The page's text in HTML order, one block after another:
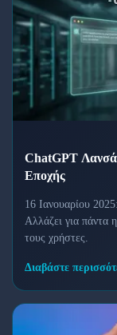
ChatGPT
Εποχής
16 Ιανουαρίου
Αλλάζει για πάντα
τους χρήστες.
Διαβάστε